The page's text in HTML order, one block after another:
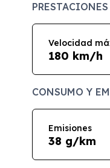
PRESTACIONES
Velocidad
180 km/h
CONSUMO Y
Emisiones
38 g/km